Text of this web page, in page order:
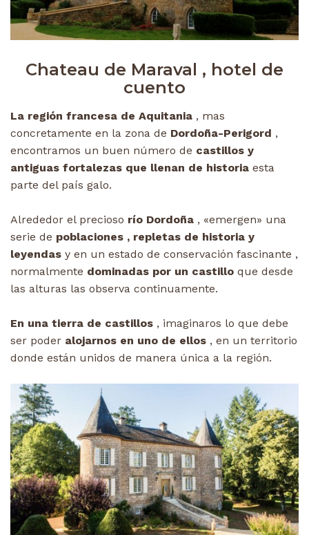
Chateau de Maraval , hotel de
cuento
La región francesa de Aquitania , mas
concretamente en la zona de Dordoña-Perigord ,
encontramos un buen número de castillos y
antiguas fortalezas que llenan de historia esta
parte del país galo.
Alrededor el precioso río Dordoña , «emergen» una
serie de poblaciones , repletas de historia y
leyendas y en un estado de conservación fascinante ,
normalmente dominadas por un castillo que desde
las alturas las observa continuamente.
En una tierra de castillos , imaginaros lo que debe
ser poder alojarnos en uno de ellos , en un territorio
donde están unidos de manera única a la región.